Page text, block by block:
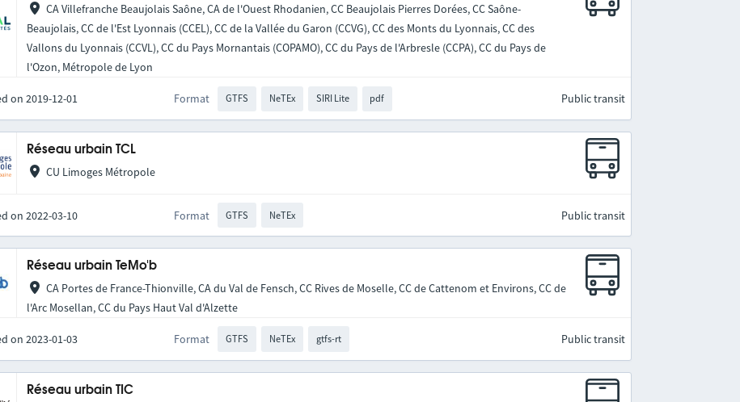
CA Villefranche Beaujolais Saône, CA de l'Ouest Rhodanien, CC Beaujolais Pierres Dorées, CC Saône-
Beaujolais, CC de l'Est Lyonnais (CCEL), CC de la Vallée du Garon (CCVG), CC des Monts du Lyonnais, CC des
Vallons du Lyonnais (CCVL), CC du Pays Mornantais (COPAMO), CC du Pays de l'Arbresle (CCPA), CC du Pays de
l'Ozon, Métropole de Lyon
on 2019-12-01 Format GTFS NeTEx SIRI Lite pdf Public transit
Réseau urbain TCL
CU Limoges Métropole
on 2022-03-10 Format GTFS NeTEx Public transit
Réseau urbain TeMo'b
CA Portes de France-Thionville, CA du Val de Fensch, CC Rives de Moselle, CC de Cattenom et Environs, CC de
l'Arc Mosellan, CC du Pays Haut Val d'Alzette
on 2023-01-03 Format GTFS NeTEx gtfs-rt Public transit
Réseau urbain TIC